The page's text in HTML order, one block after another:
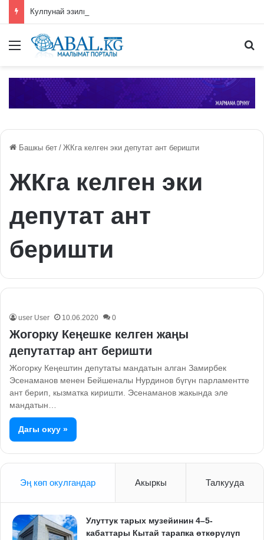
Меню
Башкы бет / ЖКга келген эки депутат ант беришти
ЖКга келген эки
депутат ант
беришти
user User 10.06.2020 0
Жогорку Кеңешке келген жаңы
депутаттар ант беришти
Жогорку Кеңештин депутаты мандатын алган Замирбек
Эсенаманов менен Бейшеналы Нурдинов бүгүн парламентте
ант берип, кызматка киришти. Эсенаманов жакында эле
мандатын…
Дагы окуу »
Эң көп окулгандар Акыркы Талкууда
Улуттук тарых музейинин 4–5-
кабаттары Кытай тарапка өткөрүлүп